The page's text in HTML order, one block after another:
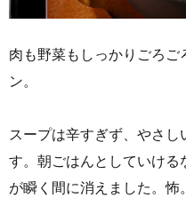
肉も野菜もしっかりごろ
ン。
スープは辛すぎず、やさし
す。朝ごはんとしていける
が瞬く間に消えました。怖。